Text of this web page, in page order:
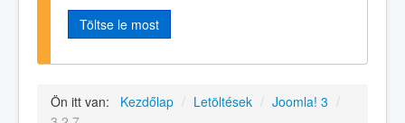
Töltse le most
Ön itt van: Kezdőlap / Letöltések / Joomla! 3 /